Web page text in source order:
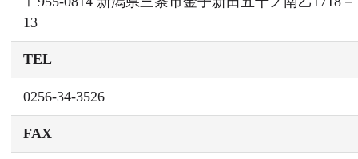
13
TEL
0256-34-3526
FAX